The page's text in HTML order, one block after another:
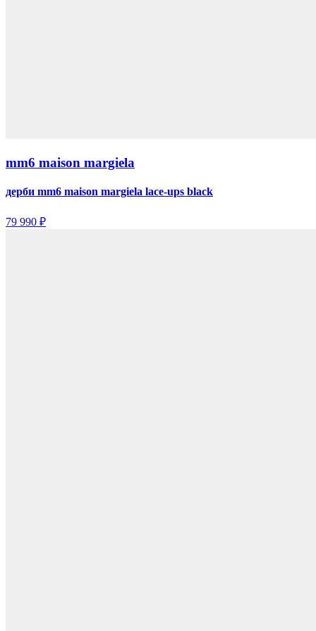
mm6 maison margiela
дерби mm6 maison margiela lace-ups black
79 990 ₽